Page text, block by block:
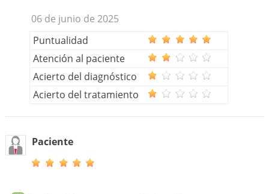
06 de junio de 2025
Puntualidad
Atención al paciente
Acierto del diagnóstico
Acierto del tratamiento
Paciente